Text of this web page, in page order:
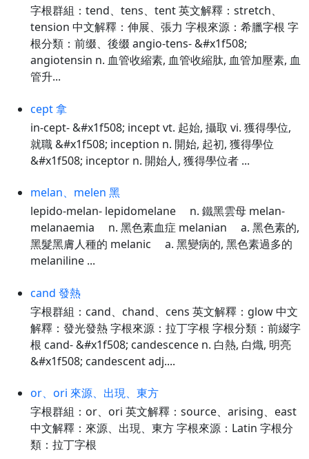
字根群組：tend、tens、tent 英文解釋：stretch、
tension 中文解釋：伸展、張力 字根來源：希臘字根 字
根分類：前缀、後缀 angio-tens- &#x1f508;
angiotensin n. 血管收縮素, 血管收縮肽, 血管加壓素, 血
管升...
cept 拿
in-cept- &#x1f508; incept vt. 起始, 攝取 vi. 獲得學位,
就職 &#x1f508; inception n. 開始, 起初, 獲得學位
&#x1f508; inceptor n. 開始人, 獲得學位者 ...
melan、melen 黑
lepido-melan- lepidomelane n. 鐵黑雲母 melan-
melanaemia n. 黑色素血症 melanian a. 黑色素的,
黑髮黑膚人種的 melanic a. 黑變病的, 黑色素過多的
melaniline ...
cand 發熱
字根群組：cand、chand、cens 英文解釋：glow 中文
解釋：發光發熱 字根來源：拉丁字根 字根分類：前綴字
根 cand- &#x1f508; candescence n. 白熱, 白熾, 明亮
&#x1f508; candescent adj....
or、ori 來源、出現、東方
字根群組：or、ori 英文解釋：source、arising、east
中文解釋：來源、出現、東方 字根來源：Latin 字根分
類：拉丁字根